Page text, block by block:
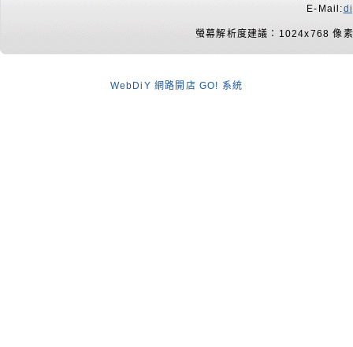
E-Mail:
螢幕解析度建議：1024x768 像
WebDiY 網路開店 GO! 系統